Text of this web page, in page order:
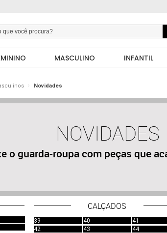
MASCULINO INFANTIL
Novidades
NOVIDADES
o guarda-roupa com peças que
CALÇADOS
39 40
41
42
43 44